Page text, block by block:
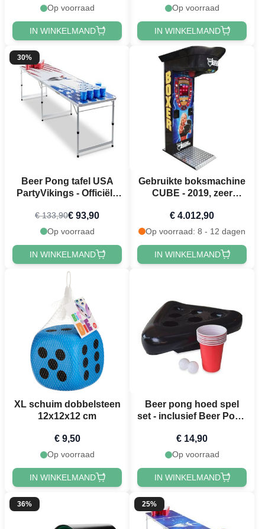
Op voorraad
IN WINKELMAND
Op voorraad
IN WINKELMAND
30%
Beer Pong tafel USA
PartyVikings - Officiële
€ 133,90€ 93,90
Op voorraad
IN WINKELMAND
Gebruikte boksmachine
CUBE - 2019, zeer
€ 4.012,90
Op voorraad: 8 - 12 dagen
IN WINKELMAND
XL schuim dobbelsteen
12x12x12 cm
€ 9,50
Op voorraad
IN WINKELMAND
Beer pong hoed spel
set - inclusief Beer Pong
Bekers
€ 14,90
Op voorraad
IN WINKELMAND
36% 25%